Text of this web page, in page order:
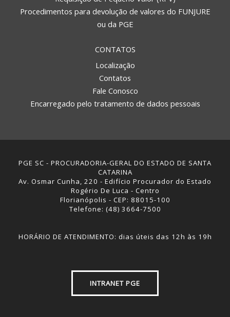
Procedimentos para devolução de valores do FUNJURE
ou da PGE
CONTATOS
Localização
Contatos
Fale Conosco
Encarregado pelo tratamento de dados pessoais
PGE SC - PROCURADORIA-GERAL DO ESTADO DE SANTA
CATARINA
Av. Osmar Cunha, 220 - Edifício Procurador do Estado
Rogério De Luca - Centro
Florianópolis - CEP: 88015-100
Telefone: (48) 3664-7500
HORÁRIO DE ATENDIMENTO: dias úteis das 12h às 19h
INTRANET PGE